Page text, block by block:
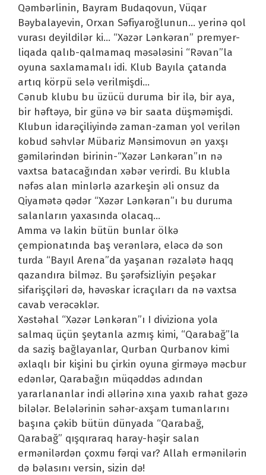
Qəmbərlinin, Bayram Budaqovun, Vüqar
Bəybalayevin, Orxan Səfiyaroğlunun… yerinə qol
vurası deyildilər ki… “Xəzər Lənkəran” premyer-
liqada qalıb-qalmamaq məsələsini “Rəvan”la
oyuna saxlamamalı idi. Klub Bayıla çatanda
artıq körpü selə verilmişdi…
Cənub klubu bu üzücü duruma bir ilə, bir aya,
bir həftəyə, bir günə və bir saata düşməmişdi.
Klubun idarəçiliyində zaman-zaman yol verilən
kobud səhvlər Mübariz Mənsimovun ən yaxşı
gəmilərindən birinin-“Xəzər Lənkəran”ın nə
vaxtsa batacağından xəbər verirdi. Bu klubla
nəfəs alan minlərlə azarkeşin əli onsuz da
Qiyamətə qədər “Xəzər Lənkəran”ı bu duruma
salanların yaxasında olacaq…
Amma və lakin bütün bunlar ölkə
çempionatında baş verənlərə, eləcə də son
turda “Bayıl Arena”da yaşanan rəzalətə haqq
qazandıra bilməz. Bu şərəfsizliyin peşəkar
sifarişçiləri də, həvəskar icraçıları da nə vaxtsa
cavab verəcəklər.
Xəstəhal “Xəzər Lənkəran”ı I diviziona yola
salmaq üçün şeytanla azmış kimi, “Qarabağ”la
da saziş bağlayanlar, Qurban Qurbanov kimi
əxlaqlı bir kişini bu çirkin oyuna girməyə məcbur
edənlər, Qarabağın müqəddəs adından
yararlananlar indi əllərinə xına yaxıb rahat gəzə
bilələr. Belələrinin səhər-axşam tumanlarını
başına çəkib bütün dünyada “Qarabağ,
Qarabağ” qışqıraraq haray-həşir salan
ermənilərdən çoxmu fərqi var? Allah ermənilərin
də bəlasını versin, sizin də!